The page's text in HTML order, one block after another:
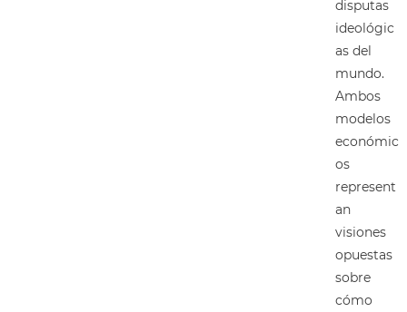
disputas
ideológic
as del
mundo.
Ambos
modelos
económic
os
represent
an
visiones
opuestas
sobre
cómo